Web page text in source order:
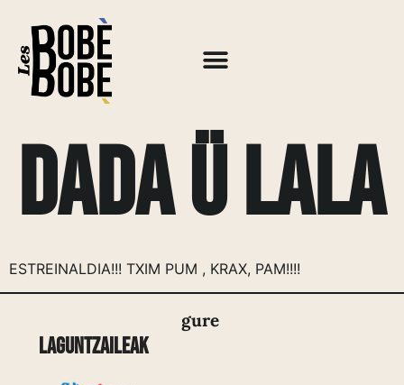
DaDA ü LalA
ESTREINALDIA!!! TXIM PUM , KRAX, PAM!!!!
Laguntzaileak
gure